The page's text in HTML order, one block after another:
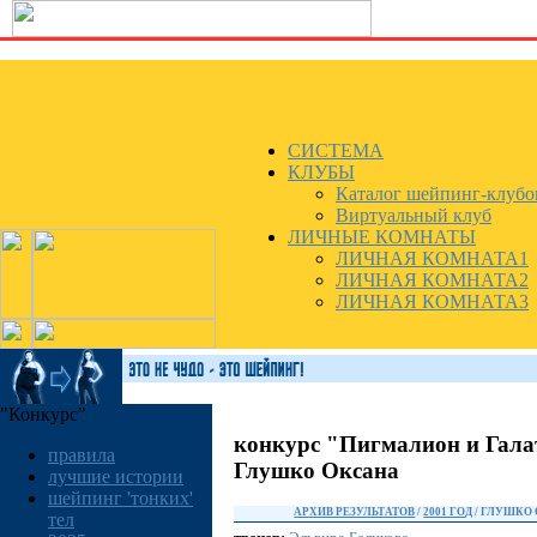
СИСТЕМА
КЛУБЫ
Каталог шейпинг-
Виртуальный клуб
ЛИЧНЫЕ КОМНАТЫ
ЛИЧНАЯ КОМНАТА1
ЛИЧНАЯ КОМНАТА2
ЛИЧНАЯ КОМНАТА3
"Конкурс"
правила
лучшие истории
шейпинг 'тонких'
тел
конкурс "Пигмалион и
Глушко Оксана
АРХИВ РЕЗУЛЬТАТОВ /2001 ГОД / ГЛУШКО